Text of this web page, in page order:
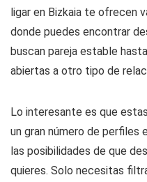
ligar en Bizkaia te ofrecen
donde puedes encontrar
buscan pareja estable
abiertas a otro tipo de
Lo interesante es que
un gran número de perfiles
las posibilidades de que
quieres. Solo necesitas